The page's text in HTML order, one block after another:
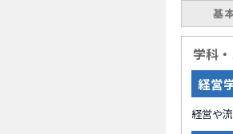
学科
経営
経営や